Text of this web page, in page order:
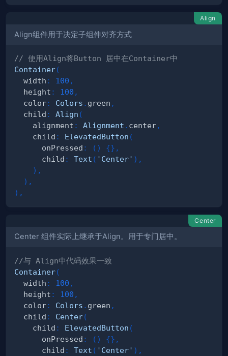
Align
Align组件用于决定子组件对齐方式
// 使用Align将Button 居中在Container中
Container(
  width
: 100 ,
  height
: 100 ,
  color
: Colors . green ,
  child
: Align (
    alignment
: Alignment . center,
    child
: ElevatedButton (
      onPressed
: ( ) {} ,
      child
: Text ( 'Center' ) ,
) ,
) ,
) ,
Center
Center 组件实际上继承于Align。用于专门居中。
//与 Align中代码效果一致
Container(
  width
: 100 ,
  height
: 100 ,
  color
: Colors . green ,
  child
: Center(
    child
: ElevatedButton (
      onPressed
: ( ) {} ,
      child
: Text ( 'Center' ) ,